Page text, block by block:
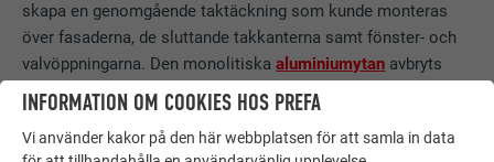
skapa en genomgående taktäckning som kunde monteras
över fasaderna, de sluttande takkanterna samt fönster- och
valvöppningarna. Den monolitiskaaluminiumytan avbryts
endast av urtag med vertikala träribbor som löper in i
byggnadens inre och därmed skapas en mjuk och flytande
övergång mellan inomhus- och utomhusytor.
INFORMATION OM COOKIES HOS PREFA
Vi använder kakor på den här webbplatsen för att samla in data